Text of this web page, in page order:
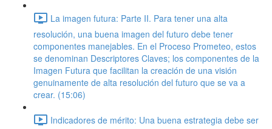
La imagen futura: Parte II. Para tener una alta
resolución, una buena imagen del futuro debe tener
componentes manejables. En el Proceso Prometeo, estos
se denominan Descriptores Claves; los componentes de la
Imagen Futura que facilitan la creación de una visión
genuinamente de alta resolución del futuro que se va a
crear. (15:06)
Indicadores de mérito: Una buena estrategia debe ser